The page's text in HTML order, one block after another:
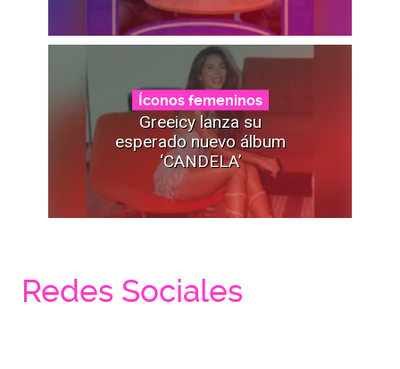
Íconos femeninos
Greeicy lanza su
esperado nuevo álbum
‘CANDELA’
Redes Sociales